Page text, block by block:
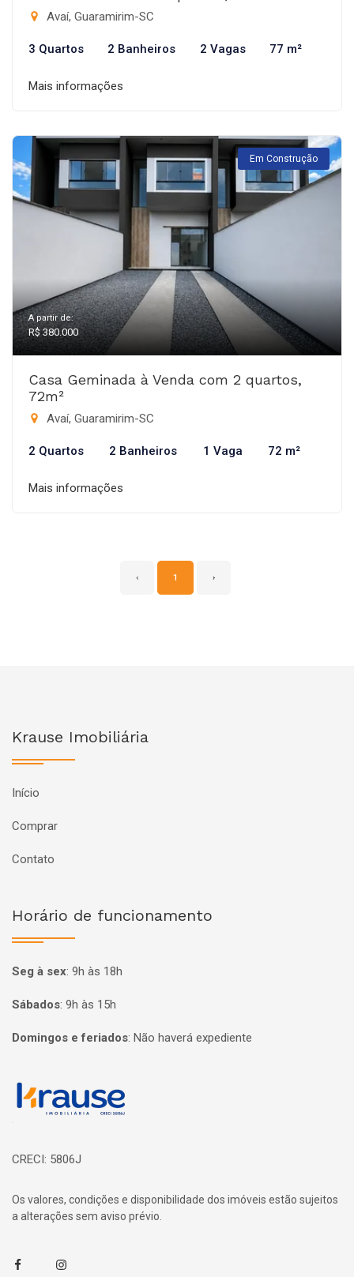
Avaí, Guaramirim-SC
3 Quartos 2 Banheiros 2 Vagas 77 m²
Mais informações
Em Construção
A partir de:
R$ 380.000
Casa Geminada à Venda com 2 quartos,
72m²
Avaí, Guaramirim-SC
2 Quartos 2 Banheiros 1 Vaga 72 m²
Mais informações
‹ 1 ›
Krause Imobiliária
Início
Comprar
Contato
Horário de funcionamento
Seg à sex: 9h às 18h
Sábados: 9h às 15h
Domingos e feriados: Não haverá expediente
Página inicial
CRECI: 5806J
Os valores, condições e disponibilidade dos imóveis estão sujeitos
a alterações sem aviso prévio.
FacebookInstagram